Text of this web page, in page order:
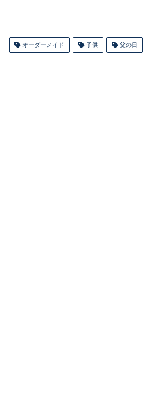
オーダーメイド 子供 父の日